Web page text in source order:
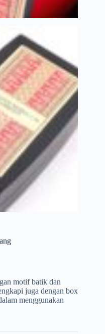
motif batik dan
juga dengan box
menggunakan